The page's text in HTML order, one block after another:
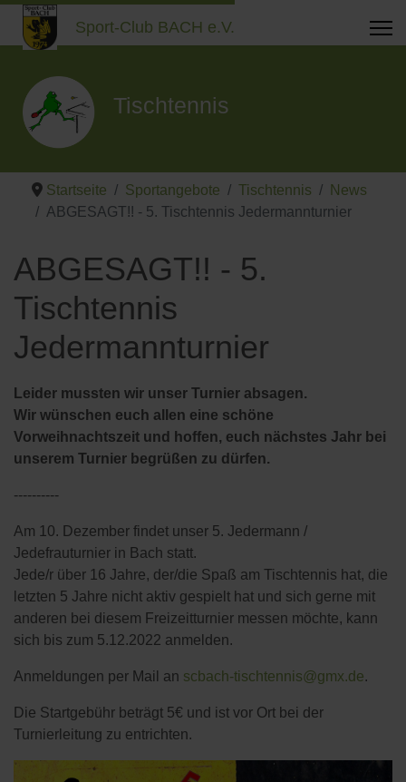
Sport-Club BACH e.V.
Tischtennis
Startseite Sportangebote Tischtennis
News
ABGESAGT!! - 5. Tischtennis Jedermannturnier
ABGESAGT!! - 5.
Tischtennis
Jedermannturnier
Leider mussten wir unser Turnier absagen.
Wir wünschen euch allen eine schöne
Vorweihnachtszeit und hoffen, euch nächstes Jahr bei
unserem Turnier begrüßen zu dürfen.
----------
Am 10. Dezember findet unser 5. Jedermann /
Jedefrauturnier in Bach statt.
Jede/r über 16 Jahre, der/die Spaß am Tischtennis hat, die
letzten 5 Jahre nicht aktiv gespielt hat und sich gerne mit
anderen bei diesem Freizeitturnier messen möchte, kann
sich bis zum 5.12.2022 anmelden.
Anmeldungen per Mail an scbach-tischtennis@gmx.de.
Die Startgebühr beträgt 5€ und ist vor Ort bei der
Turnierleitung zu entrichten.